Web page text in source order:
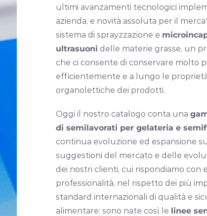
ultimi avanzamenti tecnologici
azienda, e novità assoluta per il
sistema di sprayzzazione e
ultrasuoni delle materie grasse, un
che ci consente di conservare molto
efficientemente e a lungo le
organolettiche dei prodotti.
Oggi il nostro catalogo conta una
di semilavorati per gelateria e
continua evoluzione ed espansione
suggestioni del mercato e delle
dei nostri clienti, cui rispondiamo con
professionalità, nel rispetto dei più
standard internazionali di qualità e
alimentare: sono nate così le linee